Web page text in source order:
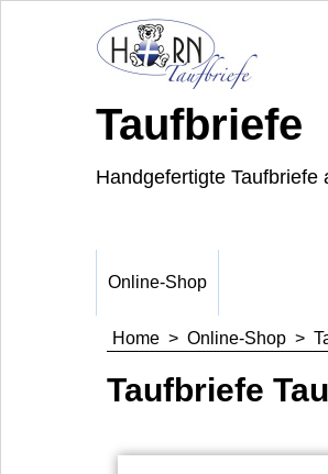
Taufbriefe
Handgefertigte
Online-Shop
Home > Online-Shop >
Taufbriefe